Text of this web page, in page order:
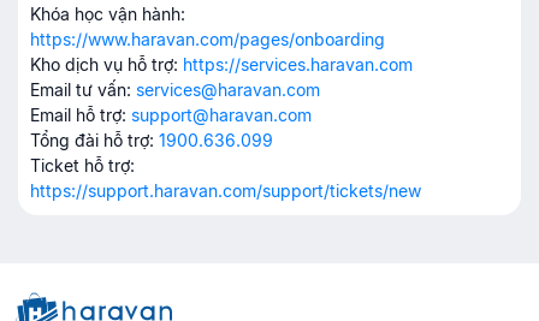
Khóa học vận hành:
https://www.haravan.com/pages/onboarding
Kho dịch vụ hỗ trợ: https://services.haravan.com
Email tư vấn: services@haravan.com
Email hỗ trợ: support@haravan.com
Tổng đài hỗ trợ: 1900.636.099
Ticket hỗ trợ:
https://support.haravan.com/support/tickets/new